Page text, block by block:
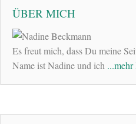
ÜBER MICH
Es freut mich, dass Du meine
Name ist Nadine und ich